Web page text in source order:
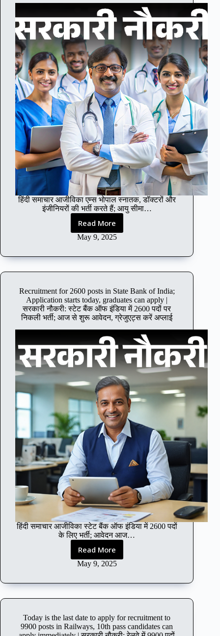
t
h
p
a
s
s
c
a
n
d
d
a
t
e
s
c
a
n
a
p
p
y
m
e
i
a
t
y
|
स
का
री
नौ
क
री
:
झा
में
3
2
8
प
दों
प
र
भ
र्ती
हिंदी समाचार आजीविका एम्स भोपाल स्नातक, डॉक्टरों और
इंजीनियरों की भर्ती करते हैं; आयु सीमा…
Read More
A
I
M
o
p
a
e
c
r
u
i
t
s
g
r
a
d
e
s
,
d
o
c
t
o
r
a
d
n
g
May 9, 2025
Recruitment for 2600 posts in State Bank of India;
Application starts today, graduates can apply |
सरकारी नौकरी: स्टेट बैंक ऑफ इंडिया में 2600 पदों पर
निकली भर्ती; आज से शुरू आवेदन, ग्रेजुएट्स करें अप्लाई
हिंदी समाचार आजीविका स्टेट बैंक ऑफ इंडिया में 2600 पदों
के लिए भर्ती; आवेदन आज…
Read More
R
e
r
m
e
May 9, 2025
Today is the last date to apply for recruitment to
9900 posts in Railways, 10th pass candidates can